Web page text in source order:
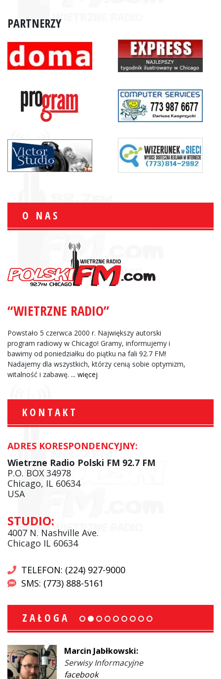
PARTNERZY
O NAS
“WIETRZNE RADIO”
Powstało 5 czerwca 2000 r. Największy autorski
program radiowy w Chicago! Gramy, informujemy i
bawimy od poniedziałku do piątku na fali 92.7 FM!
Nadajemy dla wszystkich, którzy cenią sobie optymizm,
witalność i zabawę. ... więcej
KONTAKT
ADRES KORESPONDENCYJNY:
Wietrzne Radio Polski FM 92.7 FM
P.O. BOX 34978
Chicago, IL 60634
USA
STUDIO:
4007 N. Nashville Ave.
Chicago IL 60634
TELEFON: (224) 927-9000
SMS: (773) 888-5161
ZAŁOGA
Marcin Jabłkowski:
Serwisy Informacyjne
facebook